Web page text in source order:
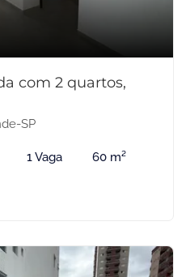
com 2 quartos,
SP
1 Vaga 60 m²